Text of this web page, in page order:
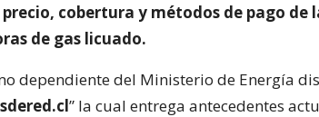
cobertura y métodos de pago de
de gas licuado.
dependiente del Ministerio de Energía
” la cual entrega antecedentes